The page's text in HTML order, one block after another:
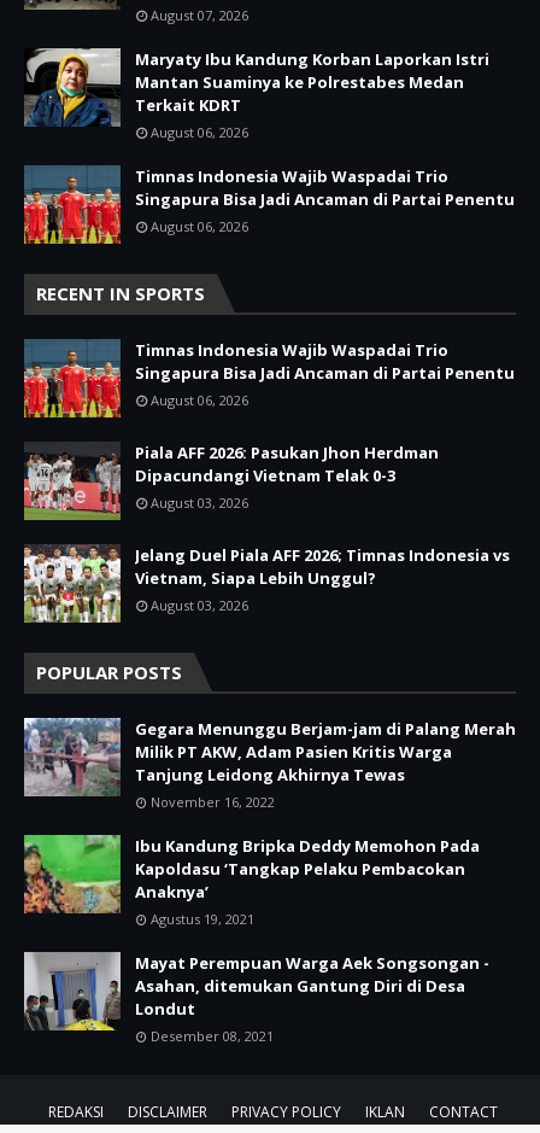
August 07, 2026
Maryaty Ibu Kandung Korban Laporkan Istri
Mantan Suaminya ke Polrestabes Medan
Terkait KDRT
August 06, 2026
Timnas Indonesia Wajib Waspadai Trio
Singapura Bisa Jadi Ancaman di Partai Penentu
August 06, 2026
RECENT IN SPORTS
Timnas Indonesia Wajib Waspadai Trio
Singapura Bisa Jadi Ancaman di Partai Penentu
August 06, 2026
Piala AFF 2026: Pasukan Jhon Herdman
Dipacundangi Vietnam Telak 0-3
August 03, 2026
Jelang Duel Piala AFF 2026; Timnas Indonesia vs
Vietnam, Siapa Lebih Unggul?
August 03, 2026
POPULAR POSTS
Gegara Menunggu Berjam-jam di Palang Merah
Milik PT AKW, Adam Pasien Kritis Warga
Tanjung Leidong Akhirnya Tewas
November 16, 2022
Ibu Kandung Bripka Deddy Memohon Pada
Kapoldasu ‘Tangkap Pelaku Pembacokan
Anaknya’
Agustus 19, 2021
Mayat Perempuan Warga Aek Songsongan -
Asahan, ditemukan Gantung Diri di Desa
Londut
Desember 08, 2021
REDAKSI DISCLAIMER PRIVACY POLICY IKLAN CONTACT